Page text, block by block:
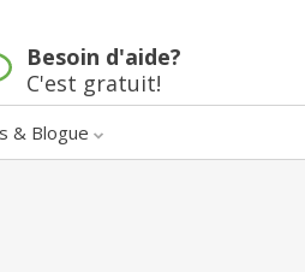
Besoin d'aide?
C'est gratuit!
& Blogue